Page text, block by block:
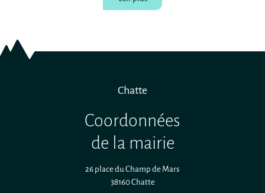
Chatte
Coordonnées
de la mairie
26 place du Champ de Mars
38160 Chatte